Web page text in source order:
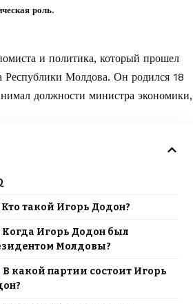
роль.
и политика, который прошел
Республики Молдова. Он родился 18
должности министра экономики,
Кто такой Игорь Додон?
Когда Игорь Додон был
Молдовы?
В какой партии состоит Игорь